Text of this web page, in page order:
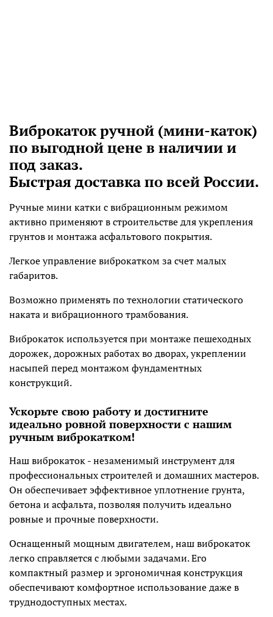
Виброкаток ручной (мини-каток)
по выгодной цене в наличии и
под заказ.
Быстрая доставка по всей России.
Ручные мини катки с вибрационным режимом
активно применяют в строительстве для укрепления
грунтов и монтажа асфальтового покрытия.
Легкое управление виброкатком за счет малых
габаритов.
Возможно применять по технологии статического
наката и вибрационного трамбования.
Виброкаток используется при монтаже пешеходных
дорожек, дорожных работах во дворах, укреплении
насыпей перед монтажом фундаментных
конструкций.
Ускорьте свою работу и достигните
идеально ровной поверхности с нашим
ручным виброкатком!
Наш виброкаток - незаменимый инструмент для
профессиональных строителей и домашних мастеров.
Он обеспечивает эффективное уплотнение грунта,
бетона и асфальта, позволяя получить идеально
ровные и прочные поверхности.
Оснащенный мощным двигателем, наш виброкаток
легко справляется с любыми задачами. Его
компактный размер и эргономичная конструкция
обеспечивают комфортное использование даже в
труднодоступных местах.